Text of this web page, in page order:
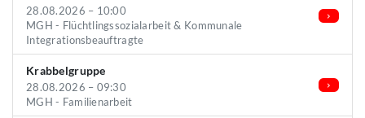
28.08.2026 – 10:00
MGH - Flüchtlingssozialarbeit & Kommunale
Integrationsbeauftragte
Krabbelgruppe
28.08.2026 – 09:30
MGH - Familienarbeit